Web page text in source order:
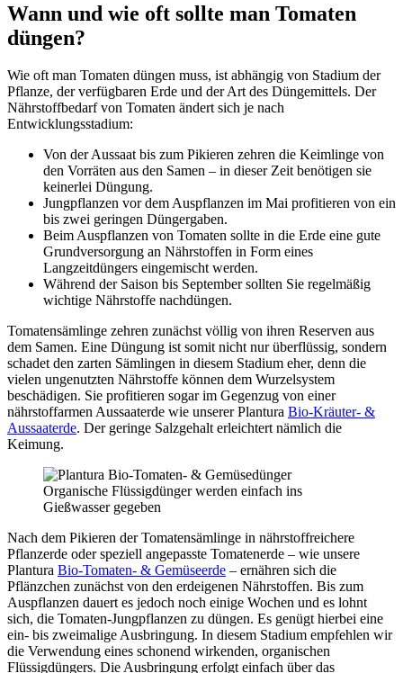
Wann und wie oft sollte man Tomaten
düngen?
Wie oft man Tomaten düngen muss, ist abhängig von Stadium der
Pflanze, der verfügbaren Erde und der Art des Düngemittels. Der
Nährstoffbedarf von Tomaten ändert sich je nach
Entwicklungsstadium:
Von der Aussaat bis zum Pikieren zehren die Keimlinge von
den Vorräten aus den Samen – in dieser Zeit benötigen sie
keinerlei Düngung.
Jungpflanzen vor dem Auspflanzen im Mai profitieren von ein
bis zwei geringen Düngergaben.
Beim Auspflanzen von Tomaten sollte in die Erde eine gute
Grundversorgung an Nährstoffen in Form eines
Langzeitdüngers eingemischt werden.
Während der Saison bis September sollten Sie regelmäßig
wichtige Nährstoffe nachdüngen.
Tomatensämlinge zehren zunächst völlig von ihren Reserven aus
dem Samen. Eine Düngung ist somit nicht nur überflüssig, sondern
schadet den zarten Sämlingen in diesem Stadium eher, denn die
vielen ungenutzten Nährstoffe können dem Wurzelsystem
beschädigen. Sie profitieren sogar im Gegenzug von einer
nährstoffarmen Aussaaterde wie unserer Plantura Bio-Kräuter- &
Aussaaterde. Der geringe Salzgehalt erleichtert nämlich die
Keimung.
Organische Flüssigdünger werden einfach ins
Gießwasser gegeben
Nach dem Pikieren der Tomatensämlinge in nährstoffreichere
Pflanzerde oder speziell angepasste Tomatenerde – wie unsere
Plantura Bio-Tomaten- & Gemüseerde – ernähren sich die
Pflänzchen zunächst von den erdeigenen Nährstoffen. Bis zum
Auspflanzen dauert es jedoch noch einige Wochen und es lohnt
sich, die Tomaten-Jungpflanzen zu düngen. Es genügt hierbei eine
ein- bis zweimalige Ausbringung. In diesem Stadium empfehlen wir
die Verwendung eines schonend wirkenden, organischen
Flüssigdüngers. Die Ausbringung erfolgt einfach über das